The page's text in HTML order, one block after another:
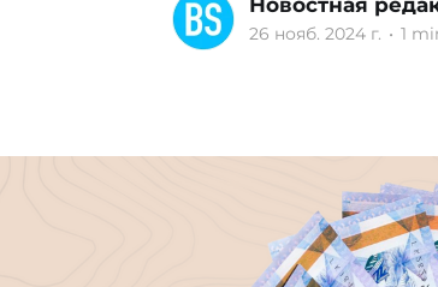
Новостная
26 нояб. 2024 г. • 1